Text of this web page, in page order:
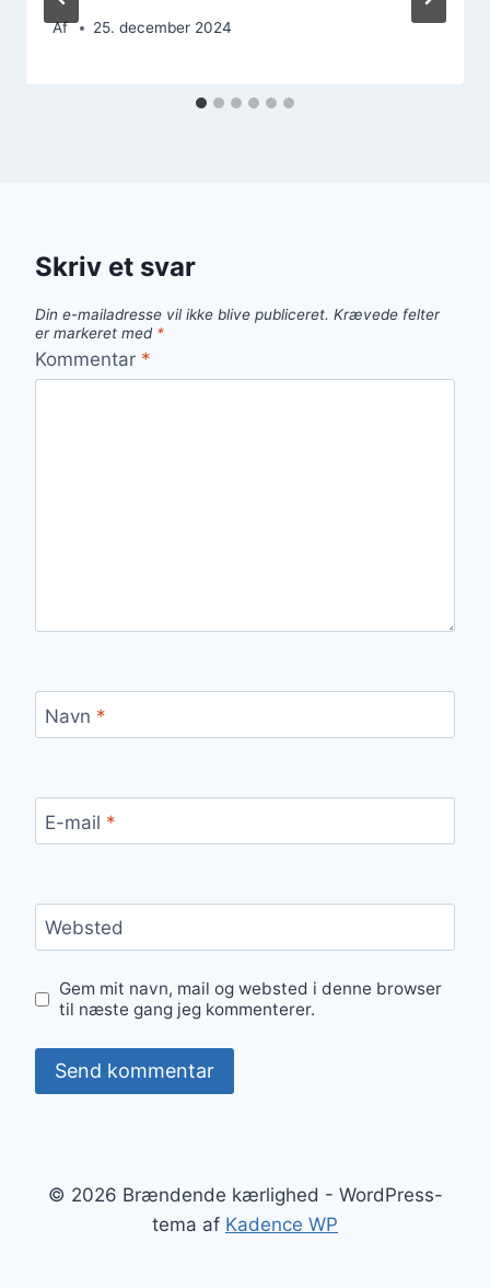
Af 25. december 2024
Skriv et svar
Din e-mailadresse vil ikke blive publiceret. Krævede felter
er markeret med *
Kommentar *
Navn *
E-mail *
Websted
Gem mit navn, mail og websted i denne browser
til næste gang jeg kommenterer.
© 2026 Brændende kærlighed - WordPress-
tema af Kadence WP